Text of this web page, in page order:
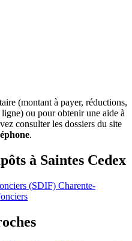
(montant à payer, réductions,
ou pour obtenir une aide à
consulter les dossiers du site
.
à Saintes Cedex
(SDIF) Charente-